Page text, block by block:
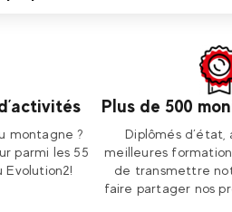
montagne ?
parmi les 55
Plus de 500
Diplômés d’état,
meilleures
de transmettre
faire partager nos